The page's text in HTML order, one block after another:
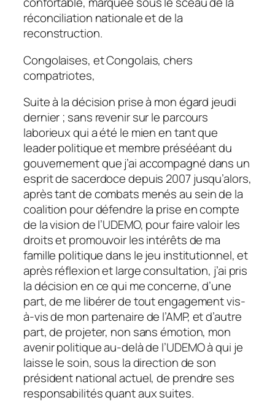
réconciliation nationale et de la
reconstruction.
Congolaises, et Congolais, chers
compatriotes,
Suite à la décision prise à mon égard jeudi
dernier ; sans revenir sur le parcours
laborieux qui a été le mien en tant que
leader politique et membre présééant du
gouvernement que j’ai accompagné dans un
esprit de sacerdoce depuis 2007 jusqu’alors,
après tant de combats menés au sein de la
coalition pour défendre la prise en compte
de la vision de l’UDEMO, pour faire valoir les
droits et promouvoir les intérêts de ma
famille politique dans le jeu institutionnel, et
après réflexion et large consultation, j’ai pris
la décision en ce qui me concerne, d’une
part, de me libérer de tout engagement vis-
à-vis de mon partenaire de l’AMP, et d’autre
part, de projeter, non sans émotion, mon
avenir politique au-delà de l’UDEMO à qui je
laisse le soin, sous la direction de son
président national actuel, de prendre ses
responsabilités quant aux suites.